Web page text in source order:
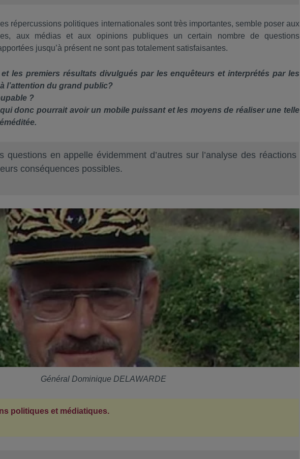
répercussions politiques internationales sont très importantes, semble poser aux
aux médias et aux opinions publiques un certain nombre de questions
jusqu’à présent ne sont pas totalement satisfaisantes.
les premiers résultats divulgués par les enquêteurs et interprétés par les
l’attention du grand public?
?
qui donc pourrait avoir un mobile puissant et les moyens de réaliser une telle
questions en appelle évidemment d’autres sur l’analyse des réactions
conséquences possibles.
Général Dominique DELAWARDE
politiques et médiatiques.